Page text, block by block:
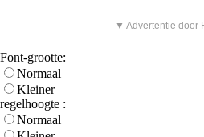
▼ Advertentie door
Font-grootte:
Normaal
Kleiner
regelhoogte :
Normaal